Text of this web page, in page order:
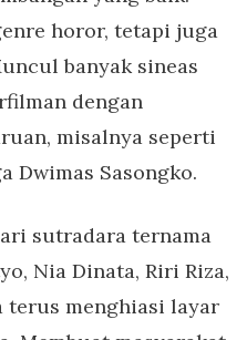
horor, tetapi juga
banyak sineas
dengan
misalnya seperti
Dwimas Sasongko.
sutradara ternama
Nia Dinata, Riri Riza,
terus menghiasi layar